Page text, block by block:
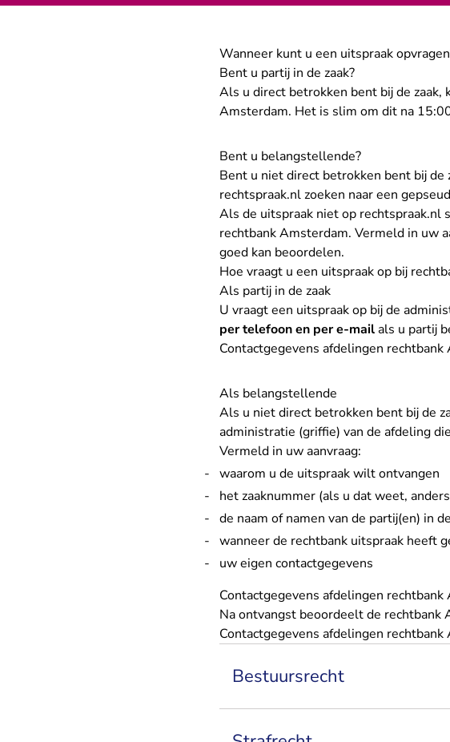
Wanneer kunt u een uitspraak
Bent u partij in de zaak?
Als u direct betrokken bent bij de zaak,
Amsterdam. Het is slim om dit na
Bent u belangstellende?
Bent u niet direct betrokken bent bij de
rechtspraak.nl zoeken naar een
Als de uitspraak niet op rechtspraak.nl
rechtbank Amsterdam. Vermeld in uw
goed kan beoordelen.
Hoe vraagt u een uitspraak op bij
Als partij in de zaak
U vraagt een uitspraak op bij de
per telefoon en per e-mailals u partij
Contactgegevens afdelingen rechtbank
Als belangstellende
Als u niet direct betrokken bent bij de
administratie (griffie) van de afdeling
Vermeld in uw aanvraag:
waarom u de uitspraak wilt ontvangen
het zaaknummer (als u dat weet,
de naam of namen van de partij(en) in
wanneer de rechtbank uitspraak heeft
uw eigen contactgegevens
Contactgegevens afdelingen rechtbank
Na ontvangst beoordeelt de rechtbank
Contactgegevens afdelingen rechtbank
Bestuursrecht